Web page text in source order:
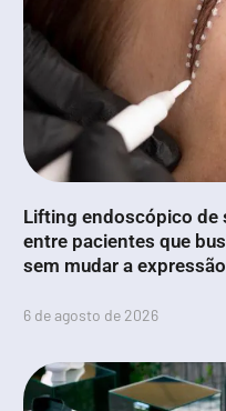
Lifting endoscópico de
entre pacientes que
sem mudar a expressão
6 de agosto de 2026